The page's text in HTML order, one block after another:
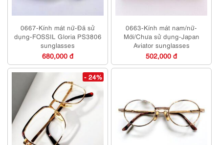
0667-Kính mát nữ-Đã sử
dụng-FOSSIL Gloria PS3806
sunglasses
680,000 đ
0663-Kính mát nam/nữ-
Mới/Chưa sử dụng-Japan
Aviator sunglasses
502,000 đ
- 24%